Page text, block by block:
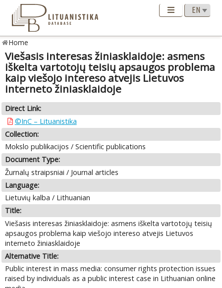
Home
Viešasis interesas žiniasklaidoje: asmens
iškelta vartotojų teisių apsaugos problema
kaip viešojo intereso atvejis Lietuvos
interneto žiniasklaidoje
Direct Link:
©InC – Lituanistika
Collection:
Mokslo publikacijos / Scientific publications
Document Type:
Žurnalų straipsniai / Journal articles
Language:
Lietuvių kalba / Lithuanian
Title:
Viešasis interesas žiniasklaidoje: asmens iškelta vartotojų teisių
apsaugos problema kaip viešojo intereso atvejis Lietuvos
interneto žiniasklaidoje
Alternative Title:
Public interest in mass media: consumer rights protection issues
raised by individuals as a public interest case in Lithuanian online